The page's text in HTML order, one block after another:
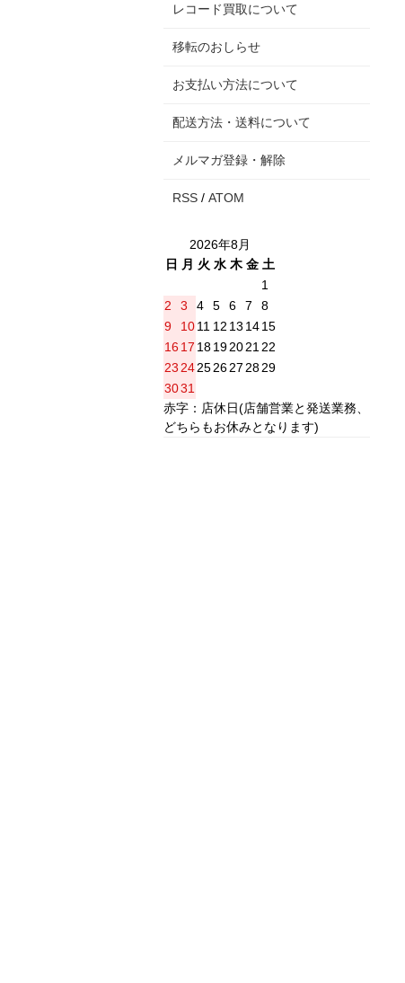
レコード買取について
移転のおしらせ
お支払い方法について
配送方法・送料について
メルマガ登録・解除
RSS / ATOM
2026年8月
日
月 火 水 木 金 土
1
2
3 4 5 6 7
8
9
1011 12 13 1415
16 17 18192021 22
23 24252627 2829
3031
赤字：店休日(店舗営業と発送業務、
どちらもお休みとなります)